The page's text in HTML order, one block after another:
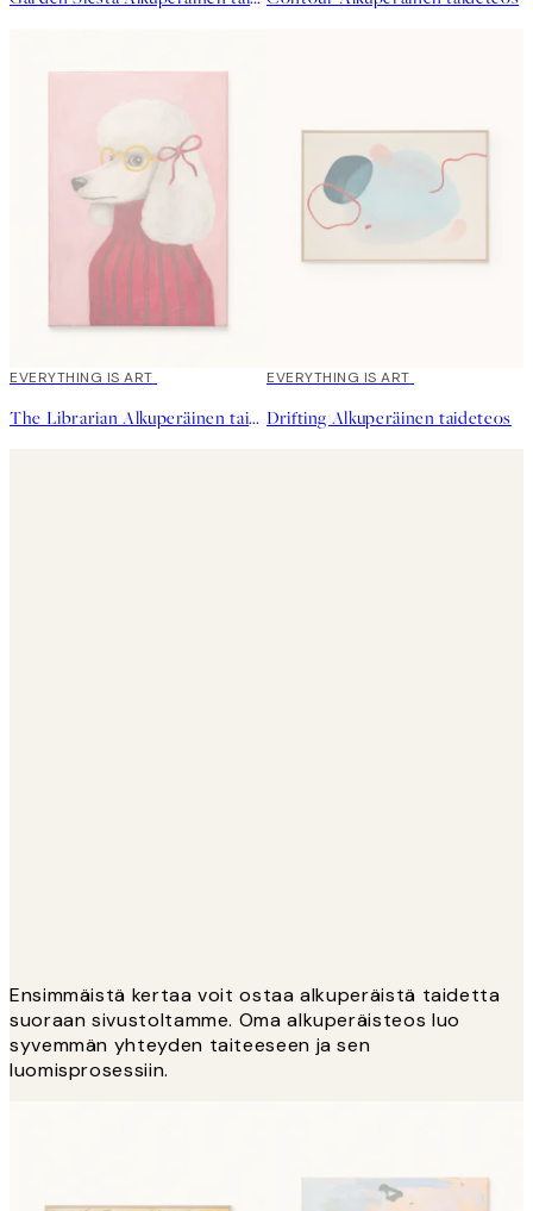
EVERYTHING IS ART
The Librarian Alkuperäinen taideteos
EVERYTHING IS ART
Drifting Alkuperäinen taideteos
Ensimmäistä kertaa voit ostaa alkuperäistä taidetta
suoraan sivustoltamme. Oma alkuperäisteos luo
syvemmän yhteyden taiteeseen ja sen
luomisprosessiin.